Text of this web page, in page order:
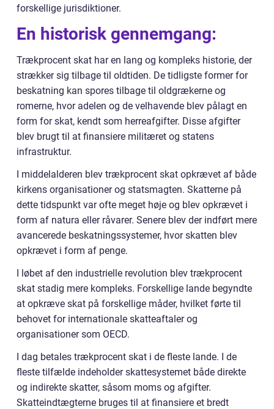
forskellige jurisdiktioner.
En historisk gennemgang:
Trækprocent skat har en lang og kompleks historie, der
strækker sig tilbage til oldtiden. De tidligste former for
beskatning kan spores tilbage til oldgrækerne og
romerne, hvor adelen og de velhavende blev pålagt en
form for skat, kendt som herreafgifter. Disse afgifter
blev brugt til at finansiere militæret og statens
infrastruktur.
I middelalderen blev trækprocent skat opkrævet af både
kirkens organisationer og statsmagten. Skatterne på
dette tidspunkt var ofte meget høje og blev opkrævet i
form af natura eller råvarer. Senere blev der indført mere
avancerede beskatningssystemer, hvor skatten blev
opkrævet i form af penge.
I løbet af den industrielle revolution blev trækprocent
skat stadig mere kompleks. Forskellige lande begyndte
at opkræve skat på forskellige måder, hvilket førte til
behovet for internationale skatteaftaler og
organisationer som OECD.
I dag betales trækprocent skat i de fleste lande. I de
fleste tilfælde indeholder skattesystemet både direkte
og indirekte skatter, såsom moms og afgifter.
Skatteindtægterne bruges til at finansiere et bredt